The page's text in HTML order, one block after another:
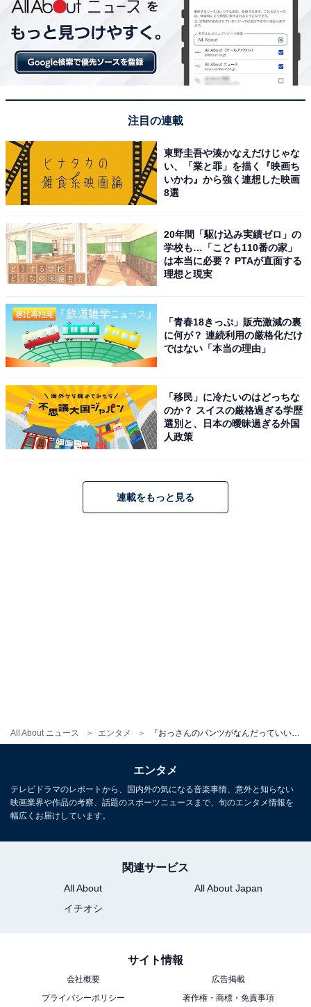
All About ニュース エンタメ
第6話は、沖田家の妻であり母・美香の思いに焦点が当
たった回となりました。家族のために毎日家事や子育て
に励んでも、いつしか感謝もされず、当たり前のように
捉えられてしまったことを嘆く美香の気持ちに共感した
視聴者も多かったのではないでしょうか。
放送を終えて、X（旧Twitter）では「いつも当たり前な
ことは当たり前じゃないこと。全員で食卓を囲む姿には
食卓を囲んでいるだけでこんなにじーんとするなんて
ね」などの声が寄せられています。
古池がどんな騒動を巻き起こすのか、そして翔の成長や
大地と円の関係についても見どころとなりそうです。
第4話
注目の連載
東野圭吾や湊かなえだけじゃな
い、「業と罪」を描く『映画ち
いかわ』から強く連想した映画
8選
20年間「駆け込み実績ゼロ」の
学校も…「こども110番の家」
は本当に必要？ PTAが直面する
理想と現実
「青春18きっぷ」販売激減の裏
に何が？ 連続利用の厳格化だけ
ではない「本当の理由」
「移民」に冷たいのはどっちな
のか？ スイスの厳格過ぎる学歴
選別と、日本の曖昧過ぎる外国
人政策
連載をもっと見る
エンタメ
テレビドラマのレポートから、国内外の気になる音楽事情、意外と知らない
映画業界や作品の考察、話題のスポーツニュースまで、旬のエンタメ情報を
幅広くお届けしています。
関連サービス
All About
All About Japan
イチオシ
サイト情報
会社概要
広告掲載
プライバシーポリシー
著作権・商標・免責事項